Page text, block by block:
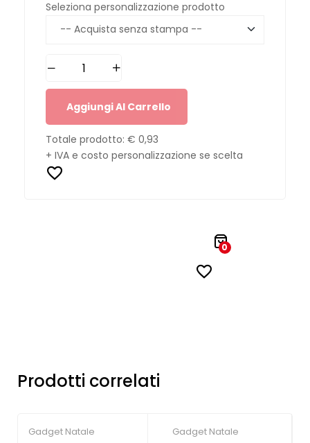
Seleziona personalizzazione prodotto
Aggiungi Al Carrello
Totale prodotto: € 0,93
+ IVA e costo personalizzazione se scelta
0
Prodotti correlati
Gadget Natale Gadget Natale